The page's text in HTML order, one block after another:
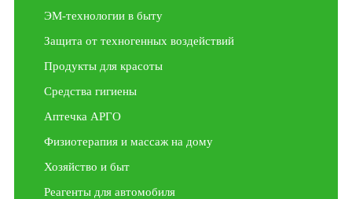
ЭМ-технологии в быту
Защита от техногенных воздействий
Продукты для красоты
Средства гигиены
Аптечка АРГО
Физиотерапия и массаж на дому
Хозяйство и быт
Реагенты для автомобиля